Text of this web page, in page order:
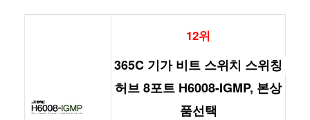
12위
365C 기가 비트 스위치 스위칭
허브 8포트 H6008-IGMP, 본상
품선택